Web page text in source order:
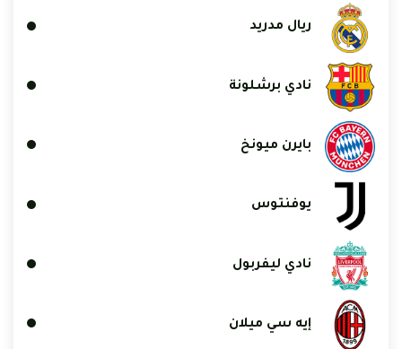
ريال مدريد
نادي برشلونة
بايرن ميونخ
يوفنتوس
نادي ليفربول
إيه سي ميلان